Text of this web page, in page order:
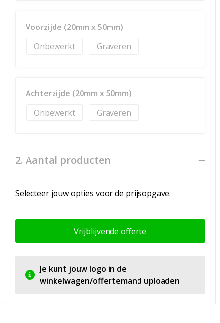
Voorzijde (20mm x 50mm)
Onbewerkt
Graveren
Achterzijde (20mm x 50mm)
Onbewerkt
Graveren
2. Aantal producten
Selecteer jouw opties voor de prijsopgave.
Vrijblijvende offerte
Je kunt jouw logo in de
winkelwagen/offertemand uploaden